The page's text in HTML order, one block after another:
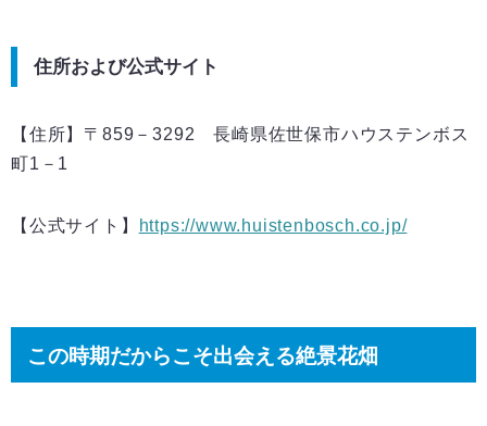
住所および公式サイト
【住所】〒859－3292 長崎県佐世保市ハウステンボス
町1－1
【公式サイト】 https://www.huistenbosch.co.jp/
この時期だからこそ出会える絶景花畑